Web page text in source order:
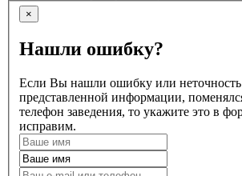
×
Нашли ошибку?
Если Вы нашли ошибку или
представленной информации,
телефон заведения, то укажите это в
исправим.